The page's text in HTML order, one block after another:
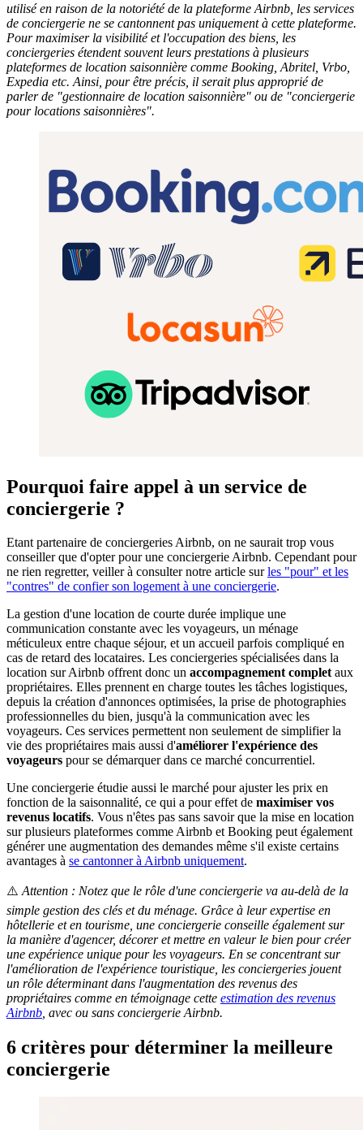
utilisé en raison de la notoriété de la plateforme Airbnb, les services
de conciergerie ne se cantonnent pas uniquement à cette plateforme.
Pour maximiser la visibilité et l'occupation des biens, les
conciergeries étendent souvent leurs prestations à plusieurs
plateformes de location saisonnière comme Booking, Abritel, Vrbo,
Expedia etc. Ainsi, pour être précis, il serait plus approprié de
parler de "gestionnaire de location saisonnière" ou de "conciergerie
pour locations saisonnières".
Pourquoi faire appel à un service de
conciergerie ?
Etant partenaire de conciergeries Airbnb, on ne saurait trop vous
conseiller que d'opter pour une conciergerie Airbnb. Cependant pour
ne rien regretter, veiller à consulter notre article surles "pour" et les
"contres" de confier son logement à une conciergerie.
La gestion d'une location de courte durée implique une
communication constante avec les voyageurs, un ménage
méticuleux entre chaque séjour, et un accueil parfois compliqué en
cas de retard des locataires. Les conciergeries spécialisées dans la
location sur Airbnb offrent donc un accompagnement completaux
propriétaires. Elles prennent en charge toutes les tâches logistiques,
depuis la création d'annonces optimisées, la prise de photographies
professionnelles du bien, jusqu'à la communication avec les
voyageurs. Ces services permettent non seulement de simplifier la
vie des propriétaires mais aussi d'améliorer l'expérience des
voyageurs pour se démarquer dans ce marché concurrentiel.
Une conciergerie étudie aussi le marché pour ajuster les prix en
fonction de la saisonnalité, ce qui a pour effet de maximiser vos
revenus locatifs. Vous n'êtes pas sans savoir que la mise en location
sur plusieurs plateformes comme Airbnb et Booking peut également
générer une augmentation des demandes même s'il existe certains
avantages à se cantonner à Airbnb uniquement.
⚠️ Attention : Notez que le rôle d'une conciergerie va au-delà de la
simple gestion des clés et du ménage. Grâce à leur expertise en
hôtellerie et en tourisme, une conciergerie conseille également sur
la manière d'agencer, décorer et mettre en valeur le bien pour créer
une expérience unique pour les voyageurs. En se concentrant sur
l'amélioration de l'expérience touristique, les conciergeries jouent
un rôle déterminant dans l'augmentation des revenus des
propriétaires comme en témoignage cette estimation des revenus
Airbnb, avec ou sans conciergerie Airbnb.
6 critères pour déterminer la meilleure
conciergerie